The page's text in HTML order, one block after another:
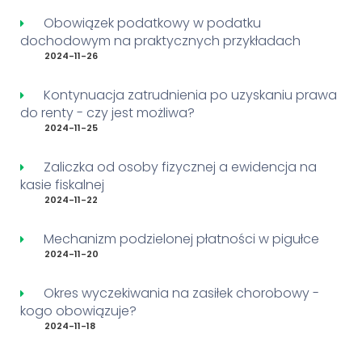
Obowiązek podatkowy w podatku
dochodowym na praktycznych przykładach
2024-11-26
Kontynuacja zatrudnienia po uzyskaniu prawa
do renty - czy jest możliwa?
2024-11-25
Zaliczka od osoby fizycznej a ewidencja na
kasie fiskalnej
2024-11-22
Mechanizm podzielonej płatności w pigułce
2024-11-20
Okres wyczekiwania na zasiłek chorobowy -
kogo obowiązuje?
2024-11-18